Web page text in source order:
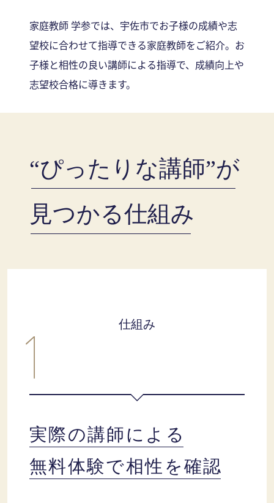
家庭教師 学参では、宇佐市でお子様の成績や志
望校に合わせて指導できる家庭教師をご紹介。お
子様と相性の良い講師による指導で、成績向上や
志望校合格に導きます。
“ぴったりな講師”が
見つかる仕組み
仕組み
実際の講師による
無料体験で相性を確認